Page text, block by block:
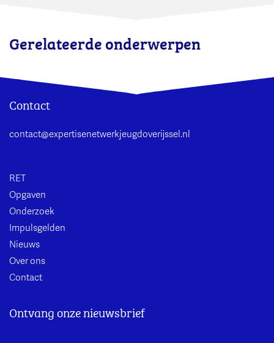
Gerelateerde onderwerpen
Contact
contact@expertisenetwerkjeugdoverijssel.nl
RET
Opgaven
Onderzoek
Impulsgelden
Nieuws
Over ons
Contact
Ontvang onze nieuwsbrief